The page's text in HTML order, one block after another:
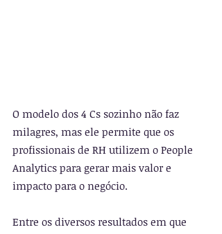
O modelo dos 4 Cs sozinho não faz
milagres, mas ele permite que os
profissionais de RH utilizem o People
Analytics para gerar mais valor e
impacto para o negócio.
Entre os diversos resultados em que